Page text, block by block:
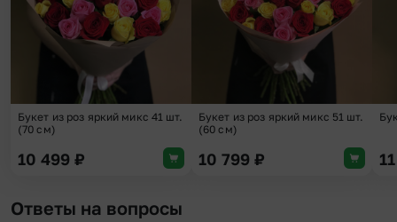
Букет из роз яркий микс 41 шт.
(70 см)
10 499 ₽
Букет из роз яркий микс 51 шт.
(60 см)
10 799 ₽
Ответы на вопросы